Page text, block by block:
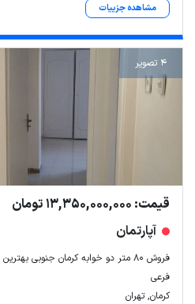
مشاهده جزییات
4 تصویر
قیمت: 13,350,000,000 تومان
آپارتمان
فروش ۸۰ متر دو خوابه کرمان جنوبی بهترین
فرعی
کرمان, تهران